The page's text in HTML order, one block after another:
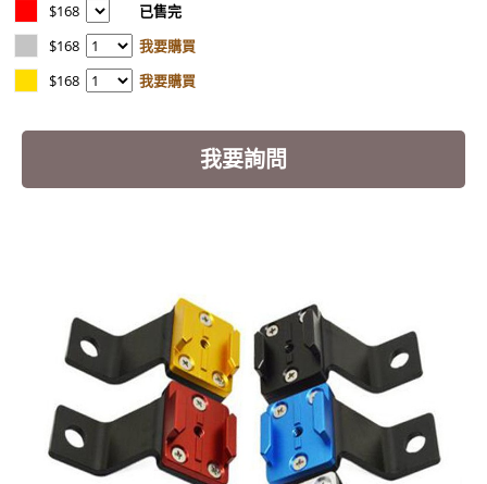
$168
已售完
$168
我要購買
$168
我要購買
我要詢問